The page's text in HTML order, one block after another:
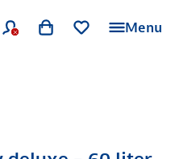
Menu